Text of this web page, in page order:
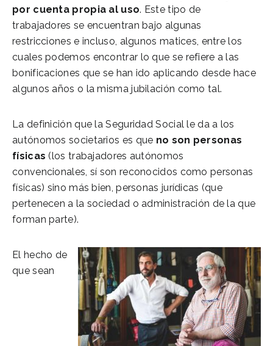
por cuenta propia al uso. Este tipo de
trabajadores se encuentran bajo algunas
restricciones e incluso, algunos matices, entre los
cuales podemos encontrar lo que se refiere a las
bonificaciones que se han ido aplicando desde hace
algunos años o la misma jubilación como tal.
La definición que la Seguridad Social le da a los
autónomos societarios es que no son personas
físicas (los trabajadores autónomos
convencionales, sí son reconocidos como personas
físicas) sino más bien, personas jurídicas (que
pertenecen a la sociedad o administración de la que
forman parte).
El hecho de
que sean